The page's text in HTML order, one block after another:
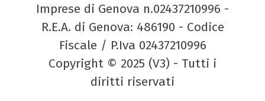
Imprese di Genova n.02437210996 -
R.E.A. di Genova: 486190 - Codice
Fiscale / P.Iva 02437210996
Copyright © 2025 (V3) - Tutti i
diritti riservati